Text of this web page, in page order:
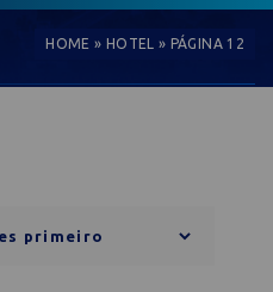
HOME » HOTEL » PÁGINA 12